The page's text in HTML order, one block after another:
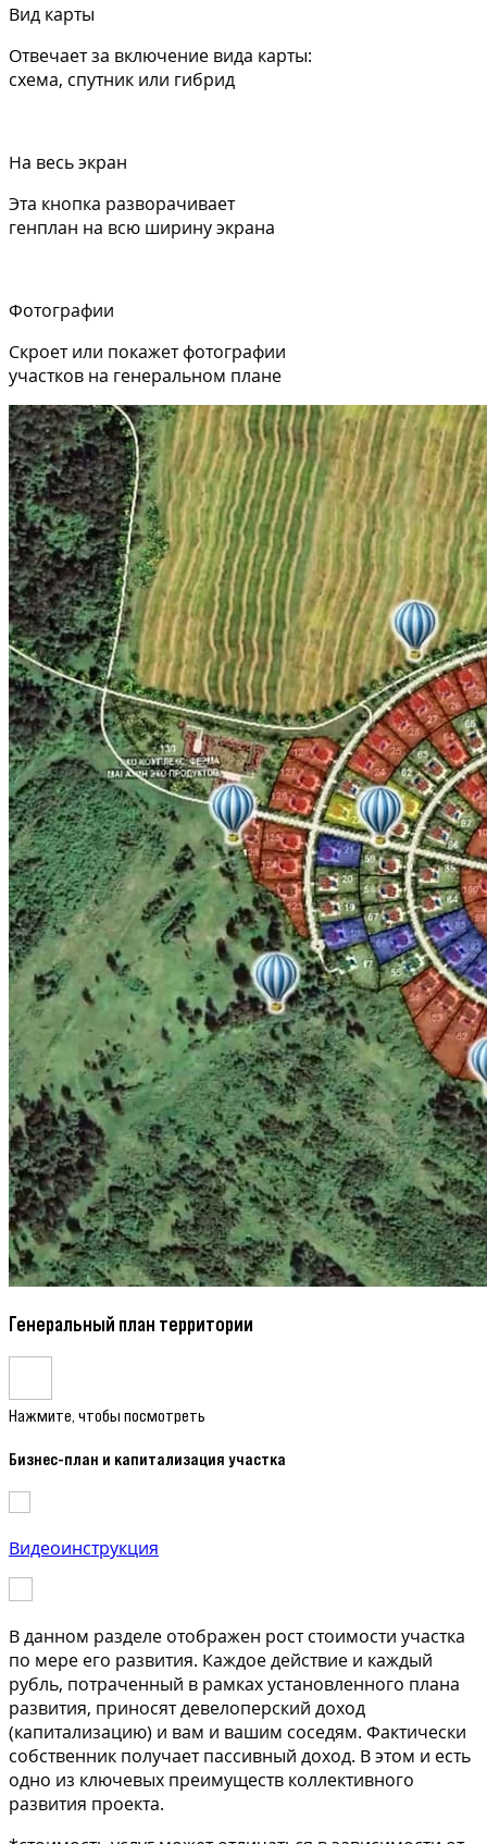
Вид карты
Отвечает за включение вида карты:
схема, спутник или гибрид
На весь экран
Эта кнопка разворачивает
генплан на всю ширину экрана
Фотографии
Скроет или покажет фотографии
участков на генеральном плане
Генеральный план территории
Нажмите, чтобы посмотреть
Бизнес-план и капитализация участка
Видеоинструкция
В данном разделе отображен рост стоимости участка
по мере его развития. Каждое действие и каждый
рубль, потраченный в рамках установленного плана
развития, приносят девелоперский доход
(капитализацию) и вам и вашим соседям. Фактически
собственник получает пассивный доход. В этом и есть
одно из ключевых преимуществ коллективного
развития проекта.